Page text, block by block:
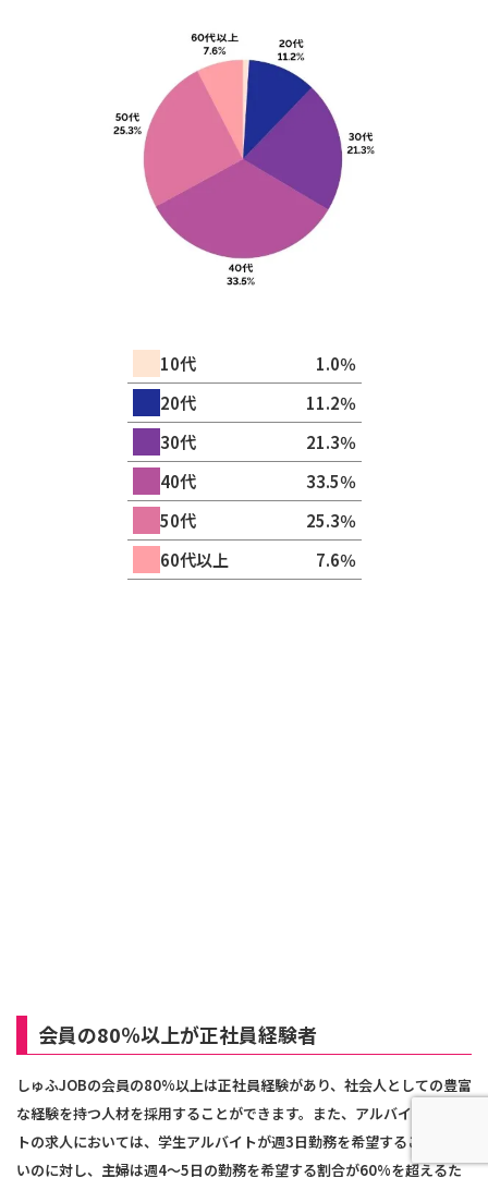
10代
1.0％
20代
11.2％
30代
21.3％
40代
33.5％
50代
25.3％
60代以上
7.6％
会員の80％以上が正社員経験者
しゅふJOBの会員の80%以上は正社員経験があり、社会人としての豊富
な経験を持つ人材を採用することができます。また、アルバイトやパー
トの求人においては、学生アルバイトが週3日勤務を希望することが多
いのに対し、主婦は週4～5日の勤務を希望する割合が60%を超えるた